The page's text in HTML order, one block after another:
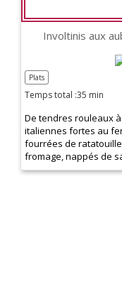
Involtinis aux
Temps total :35 min
Plats
De tendres rouleaux
italiennes fortes au
fourrées de
fromage, nappés de